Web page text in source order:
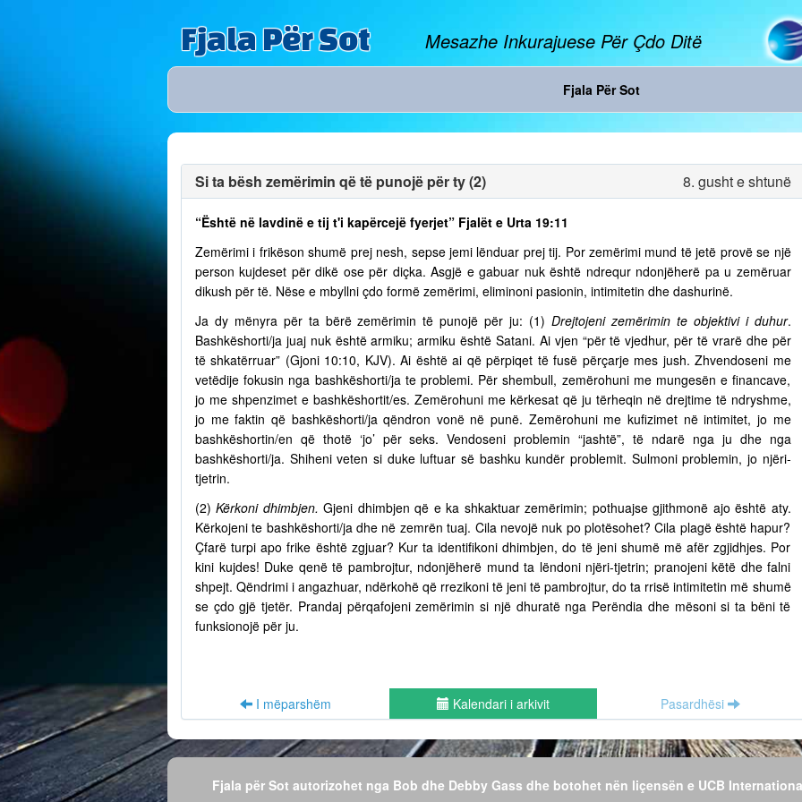
Fjala Për Sot Mesazhe Inkurajuese Për Çdo Ditë
Fjala Për Sot
Si ta bësh zemërimin që të punojë për ty (2) 8. gusht e shtunë
“Është në lavdinë e tij t'i kapërcejë fyerjet” Fjalët e Urta 19:11
Zemërimi i frikëson shumë prej nesh, sepse jemi lënduar prej tij. Por zemërimi mund të jetë provë se një
person kujdeset për dikë ose për diçka. Asgjë e gabuar nuk është ndrequr ndonjëherë pa u zemëruar
dikush për të. Nëse e mbyllni çdo formë zemërimi, eliminoni pasionin, intimitetin dhe dashurinë.
Ja dy mënyra për ta bërë zemërimin të punojë për ju: (1) Drejtojeni zemërimin te objektivi i duhur.
Bashkëshorti/ja juaj nuk është armiku; armiku është Satani. Ai vjen “për të vjedhur, për të vrarë dhe për
të shkatërruar” (Gjoni 10:10, KJV). Ai është ai që përpiqet të fusë përçarje mes jush. Zhvendoseni me
vetëdije fokusin nga bashkëshorti/ja te problemi. Për shembull, zemërohuni me mungesën e financave,
jo me shpenzimet e bashkëshortit/es. Zemërohuni me kërkesat që ju tërheqin në drejtime të ndryshme,
jo me faktin që bashkëshorti/ja qëndron vonë në punë. Zemërohuni me kufizimet në intimitet, jo me
bashkëshortin/en që thotë ‘jo’ për seks. Vendoseni problemin “jashtë”, të ndarë nga ju dhe nga
bashkëshorti/ja. Shiheni veten si duke luftuar së bashku kundër problemit. Sulmoni problemin, jo njëri-
tjetrin.
(2)Kërkoni dhimbjen. Gjeni dhimbjen që e ka shkaktuar zemërimin; pothuajse gjithmonë ajo është aty.
Kërkojeni te bashkëshorti/ja dhe në zemrën tuaj. Cila nevojë nuk po plotësohet? Cila plagë është hapur?
Çfarë turpi apo frike është zgjuar? Kur ta identifikoni dhimbjen, do të jeni shumë më afër zgjidhjes. Por
kini kujdes! Duke qenë të pambrojtur, ndonjëherë mund ta lëndoni njëri-tjetrin; pranojeni këtë dhe falni
shpejt. Qëndrimi i angazhuar, ndërkohë që rrezikoni të jeni të pambrojtur, do ta rrisë intimitetin më shumë
se çdo gjë tjetër. Prandaj përqafojeni zemërimin si një dhuratë nga Perëndia dhe mësoni si ta bëni të
funksionojë për ju.
I mëparshëm Kalendari i arkivit Pasardhësi
Fjala për Sot autorizohet nga Bob dhe Debby Gass dhe botohet nën liçensën e UCB